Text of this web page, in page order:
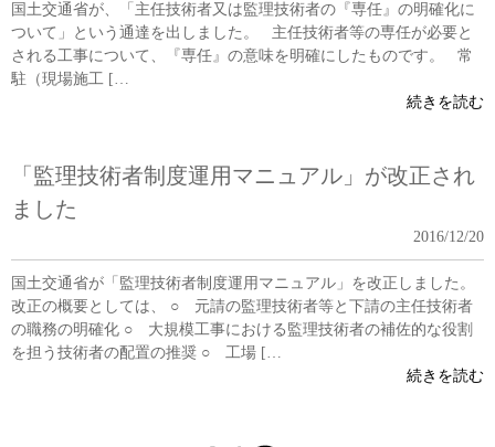
国土交通省が、「主任技術者又は監理技術者の『専任』の明確化に
ついて」という通達を出しました。 主任技術者等の専任が必要と
される工事について、『専任』の意味を明確にしたものです。 常
駐（現場施工 […
続きを読む
「監理技術者制度運用マニュアル」が改正され
ました
2016/12/20
国土交通省が「監理技術者制度運用マニュアル」を改正しました。
改正の概要としては、 ○ 元請の監理技術者等と下請の主任技術者
の職務の明確化 ○ 大規模工事における監理技術者の補佐的な役割
を担う技術者の配置の推奨 ○ 工場 […
続きを読む